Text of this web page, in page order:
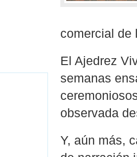
comercial de
El Ajedrez
semanas
observada
Y, aún más,